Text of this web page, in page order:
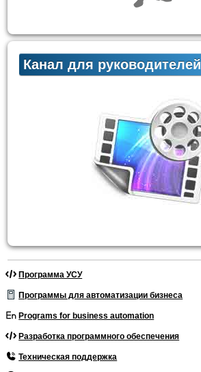
Канал для руководителей
Программа УСУ
Программы для автоматизации бизнеса
Programs for business automation
Разработка программного обеспечения
Техническая поддержка